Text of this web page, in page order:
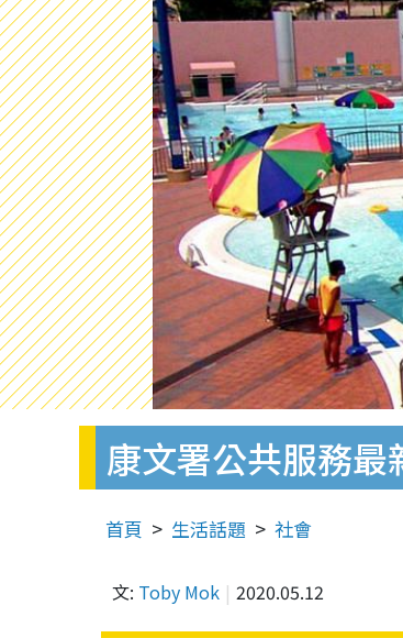
康文署公共服務
首頁 生活話題 社會
文: Toby Mok 2020.05.12